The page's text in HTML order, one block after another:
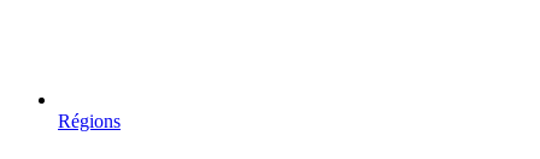
Régions